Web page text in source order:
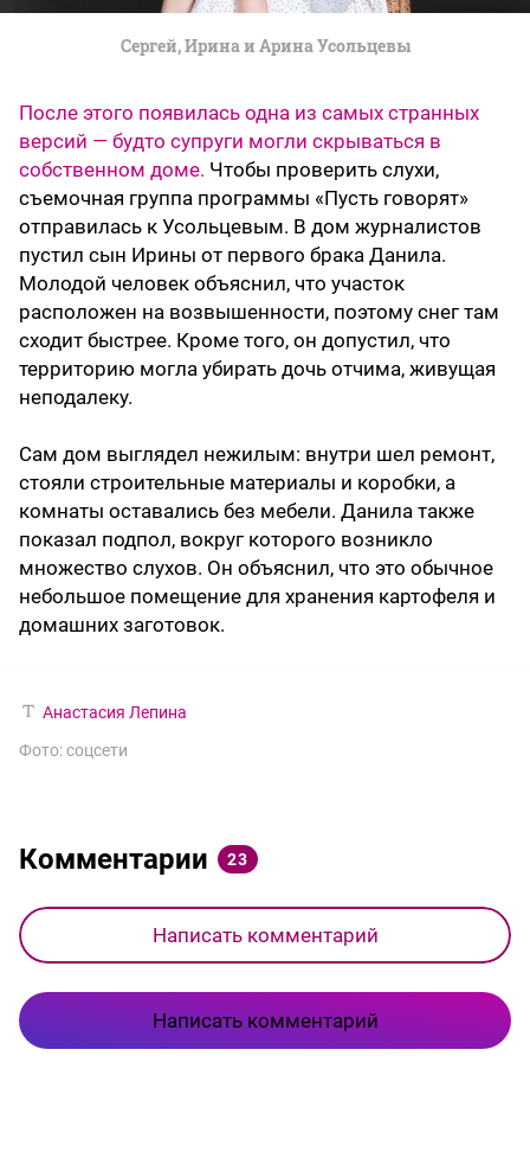
Сергей, Ирина и Арина Усольцевы
После этого появилась одна из самых странных
версий — будто супруги могли скрываться в
собственном доме. Чтобы проверить слухи,
съемочная группа программы «Пусть говорят»
отправилась к Усольцевым. В дом журналистов
пустил сын Ирины от первого брака Данила.
Молодой человек объяснил, что участок
расположен на возвышенности, поэтому снег там
сходит быстрее. Кроме того, он допустил, что
территорию могла убирать дочь отчима, живущая
неподалеку.
Сам дом выглядел нежилым: внутри шел ремонт,
стояли строительные материалы и коробки, а
комнаты оставались без мебели. Данила также
показал подпол, вокруг которого возникло
множество слухов. Он объяснил, что это обычное
небольшое помещение для хранения картофеля и
домашних заготовок.
Анастасия Лепина
Фото: соцсети
Комментарии 23
Написать комментарий
Написать комментарий